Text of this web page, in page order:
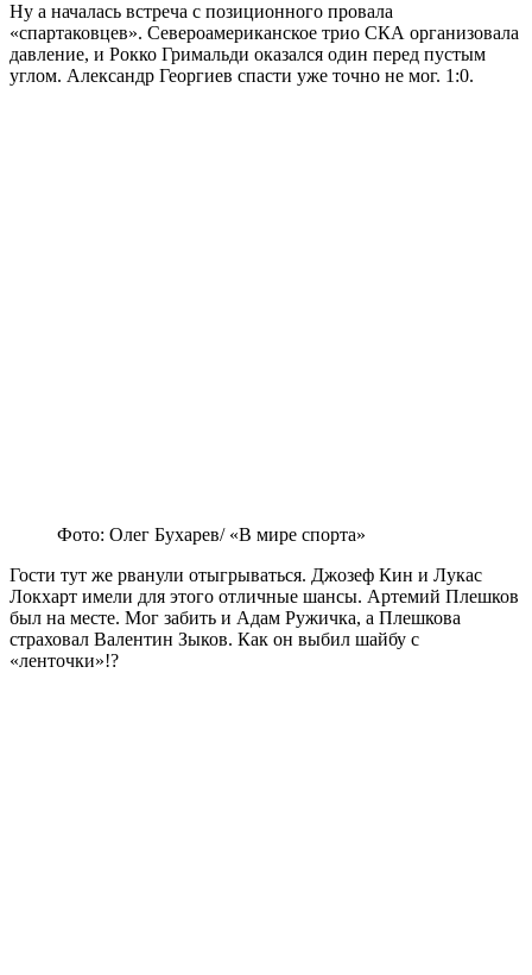
Ну а началась встреча с позиционного провала
«спартаковцев». Североамериканское трио СКА организовала
давление, и Рокко Гримальди оказался один перед пустым
углом. Александр Георгиев спасти уже точно не мог. 1:0.
Фото: Олег Бухарев/ «В мире спорта»
Гости тут же рванули отыгрываться. Джозеф Кин и Лукас
Локхарт имели для этого отличные шансы. Артемий Плешков
был на месте. Мог забить и Адам Ружичка, а Плешкова
страховал Валентин Зыков. Как он выбил шайбу с
«ленточки»!?